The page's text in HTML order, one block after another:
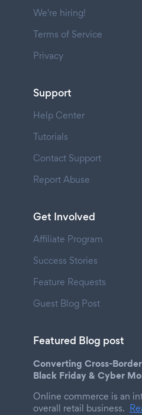
We're hiring!
Terms of Service
Privacy
Support
Help Center
Tutorials
Contact Support
Report Abuse
Get Involved
Affiliate Program
Success Stories
Feature Requests
Guest Blog Post
Featured Blog post
Converting Cross-
Black Friday & Cyber
Online commerce is an
overall retail business.